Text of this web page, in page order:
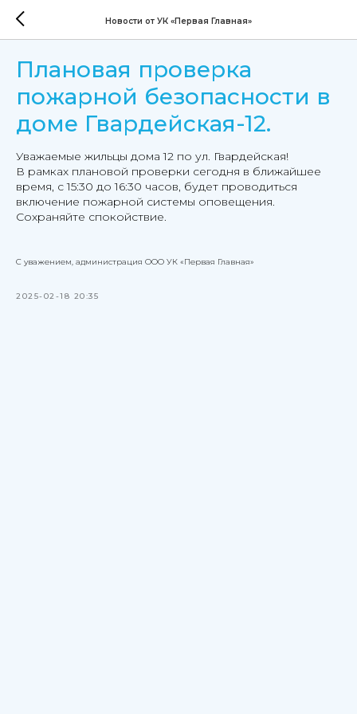
Новости от УК «Первая Главная»
Плановая проверка
пожарной безопасности в
доме Гвардейская-12.
Уважаемые жильцы дома 12 по ул. Гвардейская!
В рамках плановой проверки сегодня в ближайшее
время, с 15:30 до 16:30 часов, будет проводиться
включение пожарной системы оповещения.
Сохраняйте спокойствие.
С уважением, администрация ООО УК «Первая Главная»
2025-02-18 20:35